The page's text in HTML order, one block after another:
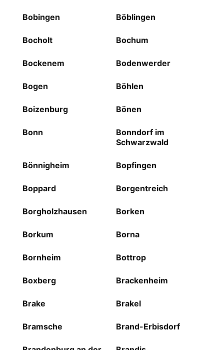
Bobingen Böblingen
Bocholt Bochum
Bockenem Bodenwerder
Bogen Böhlen
Boizenburg Bönen
Bonn
Bonndorf im
Schwarzwald
Bönnigheim Bopfingen
Boppard Borgentreich
Borgholzhausen Borken
Borkum Borna
Bornheim Bottrop
Boxberg Brackenheim
Brake Brakel
Bramsche Brand-Erbisdorf